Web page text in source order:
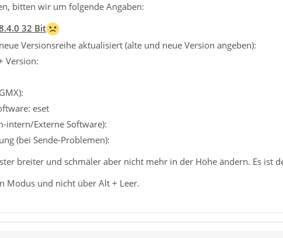
bitten wir um folgende Angaben:
32 Bit
Versionsreihe aktualisiert (alte und neue Version angeben):
Version:
eset
intern/Externe Software):
(bei Sende-Problemen):
breiter und schmäler aber nicht mehr in der Höhe ändern. Es ist
Modus und nicht über Alt + Leer.